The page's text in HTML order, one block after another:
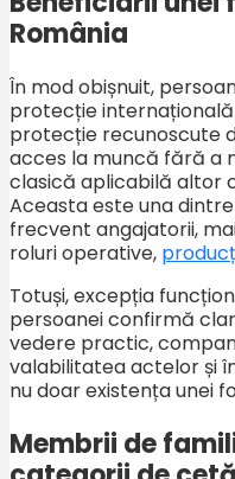
România
În mod obișnuit,
protecție
protecție recunoscute
acces la muncă fără a
clasică aplicabilă altor
Aceasta este una
frecvent angajatorii,
roluri operative,
Totuși, excepția
persoanei confirmă
vedere practic,
valabilitatea actelor și
nu doar existența unei
Membrii de